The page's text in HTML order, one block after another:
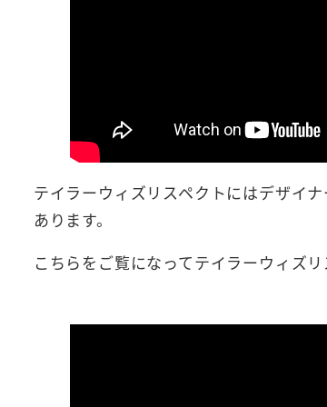
テイラーウィズリスペクトにはデザイ
あります。
こちらをご覧になってテイラーウィズ